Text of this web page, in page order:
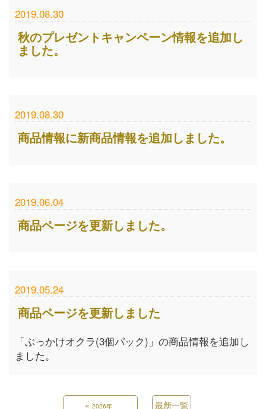
2019.08.30
秋のプレゼントキャンペーン情報を追加し
ました。
2019.08.30
商品情報に新商品情報を追加しました。
2019.06.04
商品ページを更新しました。
2019.05.24
商品ページを更新しました
「ぶっかけオクラ(3個パック)」の商品情報を追加し
ました。
«2026年 最新一覧